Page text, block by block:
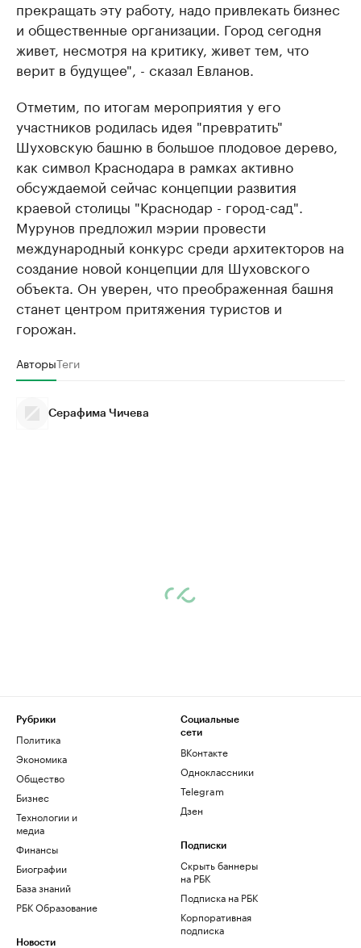
прекращать эту работу, надо привлекать бизнес
и общественные организации. Город сегодня
живет, несмотря на критику, живет тем, что
верит в будущее", - сказал Евланов.
Отметим, по итогам мероприятия у его
участников родилась идея "превратить"
Шуховскую башню в большое плодовое дерево,
как символ Краснодара в рамках активно
обсуждаемой сейчас концепции развития
краевой столицы "Краснодар - город-сад".
Мурунов предложил мэрии провести
международный конкурс среди архитекторов на
создание новой концепции для Шуховского
объекта. Он уверен, что преображенная башня
станет центром притяжения туристов и
горожан.
АвторыТеги
Серафима Чичева
Рубрики
Политика
Экономика
Общество
Бизнес
Технологии и
медиа
Финансы
Биографии
База знаний
РБК Образование
Новости
Социальные
сети
ВКонтакте
Одноклассники
Telegram
Дзен
Подписки
Скрыть баннеры
на РБК
Подписка на РБК
Корпоративная
подписка